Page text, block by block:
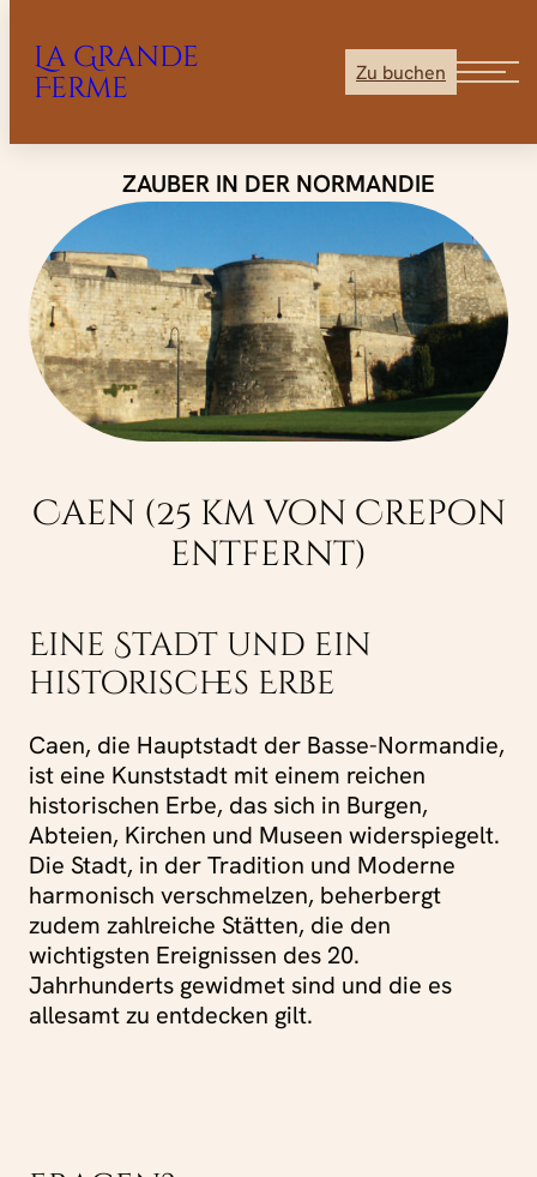
springen
La Grande
Ferme
Zu buchen
ZAUBER IN DER NORMANDIE
Caen (25 km von Crepon
entfernt)
Eine Stadt und ein
historisches Erbe
Caen, die Hauptstadt der Basse-Normandie,
ist eine Kunststadt mit einem reichen
historischen Erbe, das sich in Burgen,
Abteien, Kirchen und Museen widerspiegelt.
Die Stadt, in der Tradition und Moderne
harmonisch verschmelzen, beherbergt
zudem zahlreiche Stätten, die den
wichtigsten Ereignissen des 20.
Jahrhunderts gewidmet sind und die es
allesamt zu entdecken gilt.